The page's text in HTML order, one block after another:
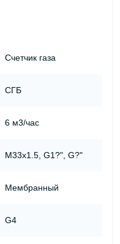
Счетчик газа
СГБ
6 м3/час
М33х1.5, G1?", G?"
Мембранный
G4